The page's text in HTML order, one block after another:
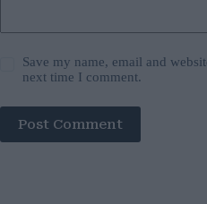
Save my name, email and
next time I comment.
Post Comment